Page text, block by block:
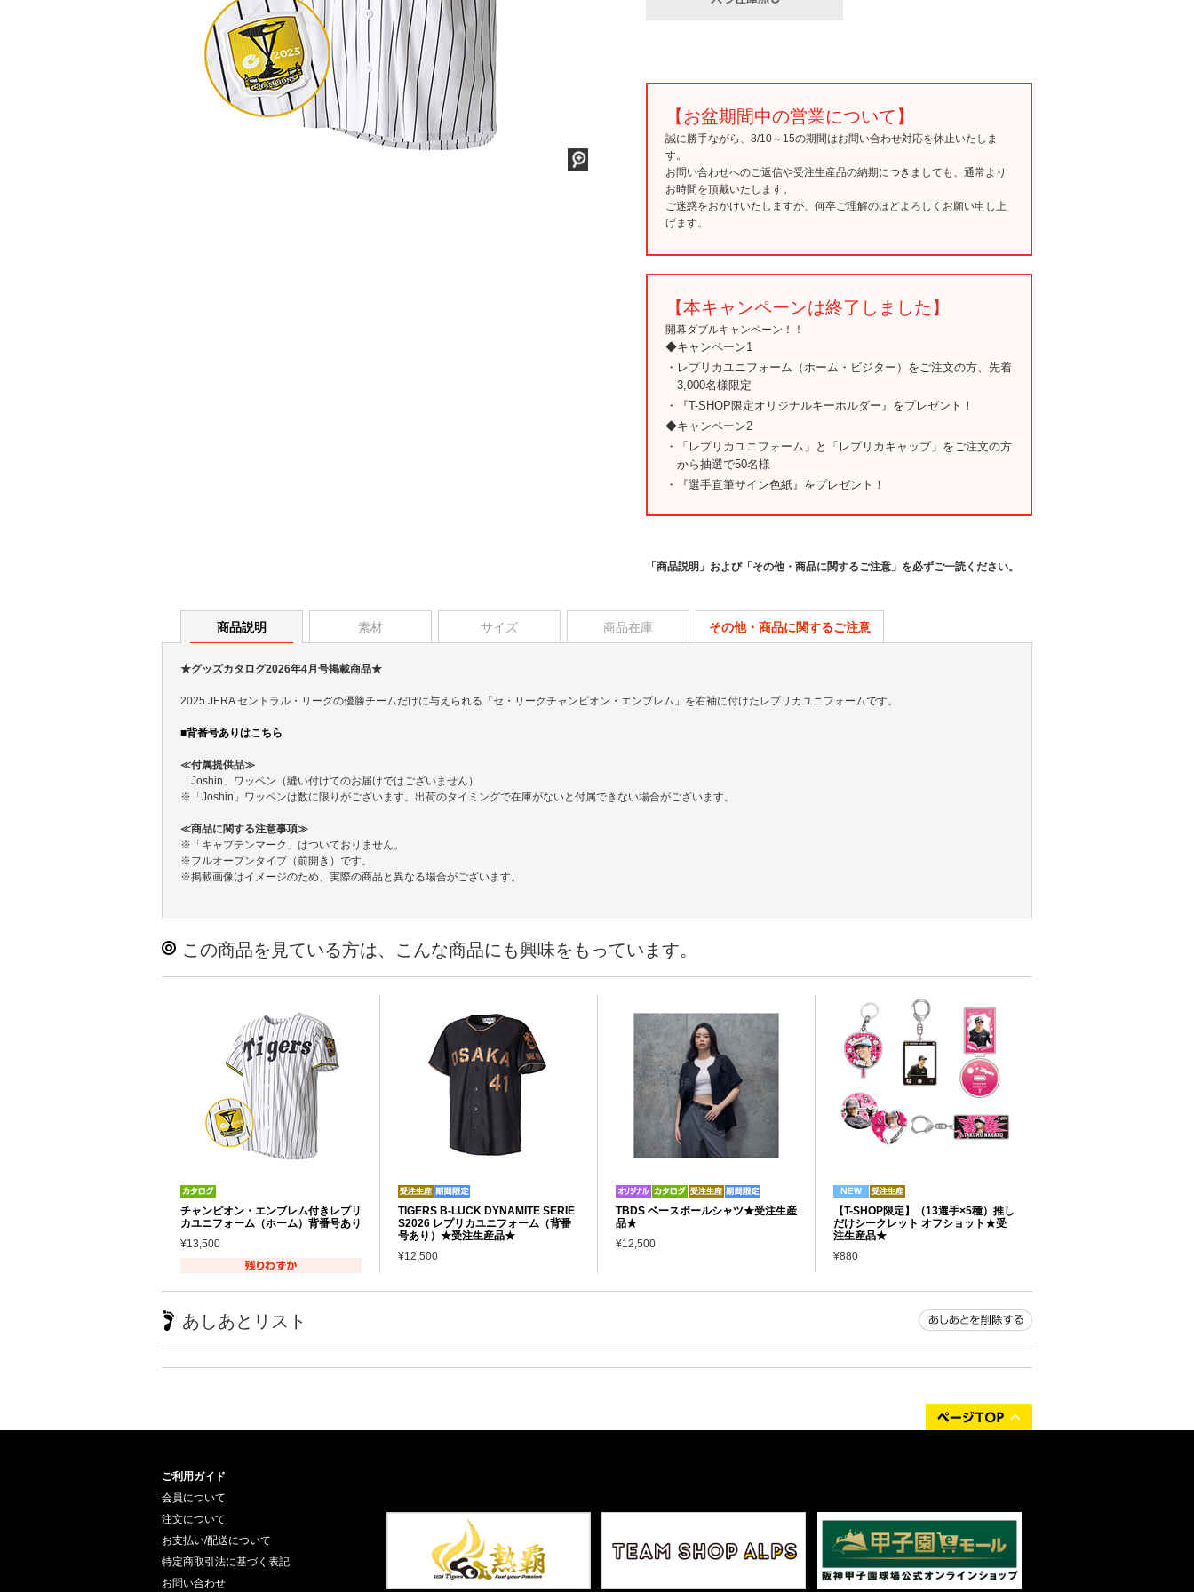
【お盆期間中の営業について】
誠に勝手ながら、8/10～15の期間はお問い合わせ対応を休止いたしま
す。
お問い合わせへのご返信や受注生産品の納期につきましても、通常より
お時間を頂戴いたします。
ご迷惑をおかけいたしますが、何卒ご理解のほどよろしくお願い申し上
げます。
【本キャンペーンは終了しました】
開幕ダブルキャンペーン！！
◆キャンペーン1
・レプリカユニフォーム（ホーム・ビジター）をご注文の方、先着
3,000名様限定
・『T-SHOP限定オリジナルキーホルダー』をプレゼント！
◆キャンペーン2
・「レプリカユニフォーム」と「レプリカキャップ」をご注文の方
から抽選で50名様
・『選手直筆サイン色紙』をプレゼント！
「商品説明」および「その他・商品に関するご注意」を必ずご一読ください。
商品説明 素材 サイズ 商品在庫 その他・商品に関するご注意
★グッズカタログ2026年4月号掲載商品★
2025 JERA セントラル・リーグの優勝チームだけに与えられる「セ・リーグチャンピオン・エンブレム」を右袖に付けたレプリカユニフォームです。
■背番号ありはこちら
≪付属提供品≫
「Joshin」ワッペン（縫い付けてのお届けではございません）
※「Joshin」ワッペンは数に限りがございます。出荷のタイミングで在庫がないと付属できない場合がございます。
≪商品に関する注意事項≫
※「キャプテンマーク」はついておりません。
※フルオープンタイプ（前開き）です。
※掲載画像はイメージのため、実際の商品と異なる場合がございます。
この商品を見ている方は、こんな商品にも興味をもっています。
チャンピオン・エンブレム付きレプリ
カユニフォーム（ホーム）背番号あり
¥13,500
TIGERS B-LUCK DYNAMITE SERIE
S2026 レプリカユニフォーム（背番
号あり）★受注生産品★
¥12,500
TBDS ベースボールシャツ★受注生産
品★
¥12,500
【T-SHOP限定】（13選手×5種）推し
だけシークレット オフショット★受
注生産品★
¥880
あしあとリスト
ご利用ガイド
会員について
注文について
お支払い/配送について
特定商取引法に基づく表記
お問い合わせ